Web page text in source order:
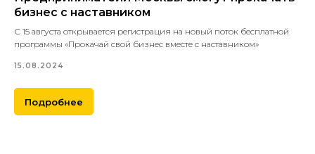
бизнес с наставником
С 15 августа открывается регистрация на новый поток бесплатной
программы «Прокачай свой бизнес вместе с наставником»
15.08.2024
Подробнее